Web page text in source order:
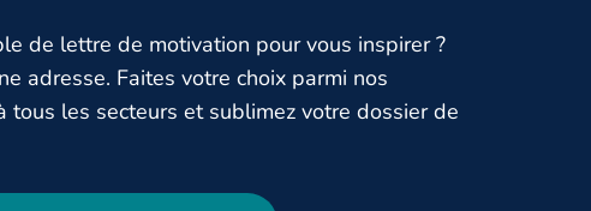
de lettre de motivation pour vous inspirer ?
adresse. Faites votre choix parmi nos
tous les secteurs et sublimez votre dossier de